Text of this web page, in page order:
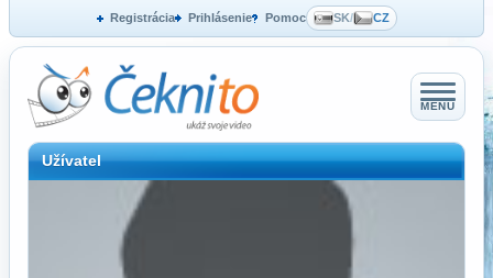
Registrácia Prihlásenie Pomoc SK/ CZ
MENU
Užívatel